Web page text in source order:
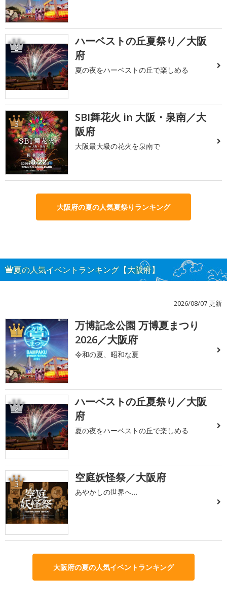
2
ハーベストの丘夏祭り／大阪
府
夏の夜をハーベストの丘で楽しめる
3
SBI舞花火 in 大阪・泉南／大
阪府
大阪最大級の花火を泉南で
大阪府の夏の人気夏祭りランキング
夏の人気イベントランキング【大阪府】
2026/08/07 更新
1
万博記念公園 万博夏まつり
2026／大阪府
令和の夏、昭和な夏
2
ハーベストの丘夏祭り／大阪
府
夏の夜をハーベストの丘で楽しめる
3 空庭妖怪祭／大阪府
あやかしの世界へ…
大阪府の夏の人気イベントランキング